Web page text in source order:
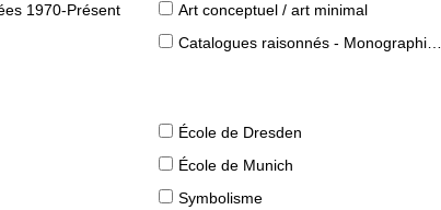
1970-Présent
Art conceptuel / art minimal
Catalogues raisonnés - Monographies d'artistes
École de Dresden
École de Munich
Symbolisme